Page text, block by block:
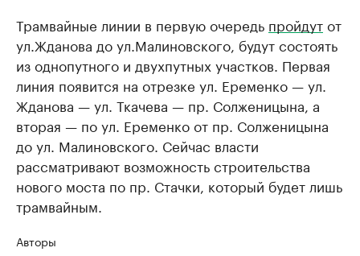
Трамвайные линии в первую очередь пройдутот
ул.Жданова до ул.Малиновского, будут состоять
из однопутного и двухпутных участков. Первая
линия появится на отрезке ул. Еременко — ул.
Жданова — ул. Ткачева — пр. Солженицына, а
вторая — по ул. Еременко от пр. Солженицына
до ул. Малиновского. Сейчас власти
рассматривают возможность строительства
нового моста по пр. Стачки, который будет лишь
трамвайным.
Авторы